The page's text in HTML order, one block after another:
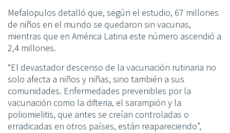
Mefalopulos detalló que, según el estudio, 67 millones
de niños en el mundo se quedaron sin vacunas,
mientras que en América Latina este número ascendió a
2,4 millones.
“El devastador descenso de la vacunación rutinaria no
solo afecta a niños y niñas, sino también a sus
comunidades. Enfermedades prevenibles por la
vacunación como la difteria, el sarampión y la
poliomielitis, que antes se creían controladas o
erradicadas en otros países, están reapareciendo”,